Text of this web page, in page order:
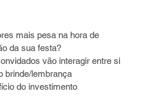
mais pesa na hora de
da sua festa?
vão interagir entre si
brinde/lembrança
do investimento